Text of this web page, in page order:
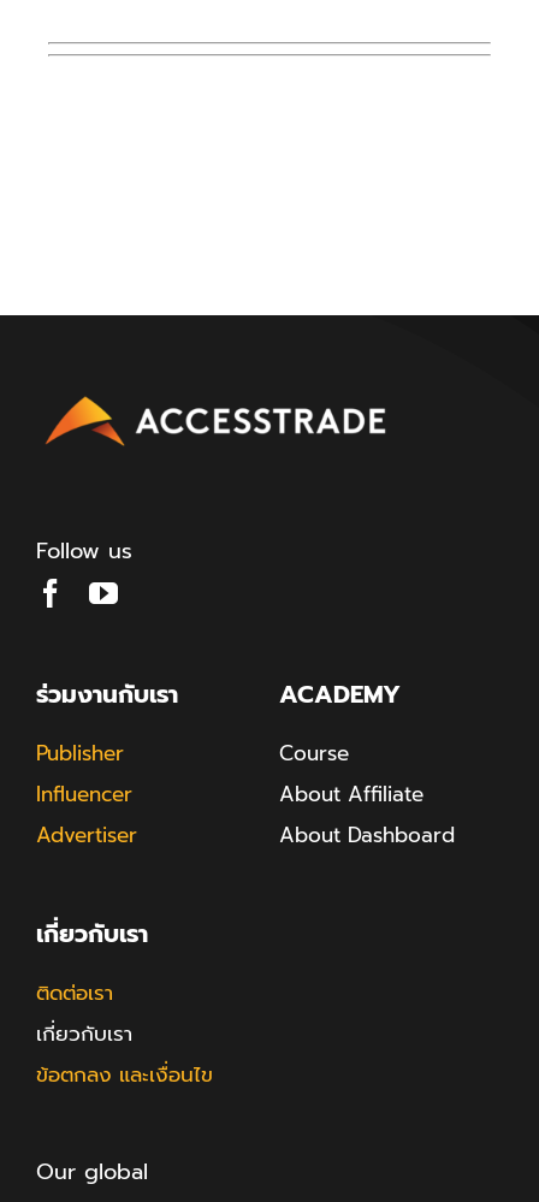
Follow us
ร่วมงานกับเรา
Publisher
Influencer
Advertiser
ACADEMY
Course
About Affiliate
About Dashboard
เกี่ยวกับเรา
ติดต่อเรา
เกี่ยวกับเรา
ข้อตกลง และเงื่อนไข
Our global